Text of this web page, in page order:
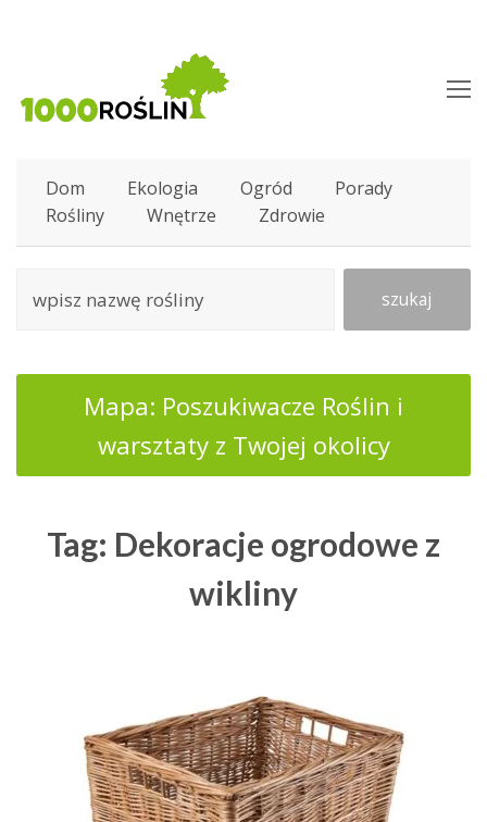
Dom Ekologia Ogród
Porady
Rośliny
Wnętrze Zdrowie
szukaj
Mapa: Poszukiwacze Roślin i
warsztaty z Twojej okolicy
Tag: Dekoracje ogrodowe z
wikliny